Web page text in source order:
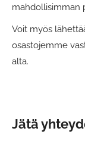
mahdollisimman
Voit myös
osastojemme
alta.
Jätä